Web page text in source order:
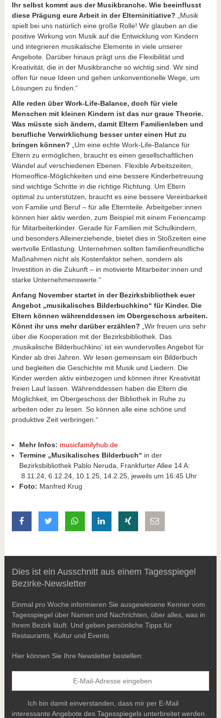
Ihr selbst kommt aus der Musikbranche. Wie beeinflusst
diese Prägung eure Arbeit in der Elterninitiative?
„Musik
spielt bei uns natürlich eine große Rolle! Wir glauben an die
positive Wirkung von Musik auf die Entwicklung von Kindern
und integrieren musikalische Elemente in viele unserer
Angebote. Darüber hinaus prägt uns die Flexibilität und
Kreativität, die in der Musikbranche so wichtig sind. Wir sind
offen für neue Ideen und gehen unkonventionelle Wege, um
Lösungen zu finden.“
Alle reden über Work-Life-Balance, doch für viele
Menschen mit kleinen Kindern ist das nur graue Theorie.
Was müsste sich ändern, damit Eltern Familienleben und
berufliche Verwirklichung besser unter einen Hut zu
bringen können?
„Um eine echte Work-Life-Balance für
Eltern zu ermöglichen, braucht es einen gesellschaftlichen
Wandel auf verschiedenen Ebenen. Flexible Arbeitszeiten,
Homeoffice-Möglichkeiten und eine bessere Kinderbetreuung
sind wichtige Schritte in die richtige Richtung. Um Eltern
optimal zu unterstützen, braucht es eine bessere Vereinbarkeit
von Familie und Beruf – für alle Elternteile. Arbeitgeber:innen
können hier aktiv werden, zum Beispiel mit einem Feriencamp
für Mitarbeiterkinder. Gerade für Familien mit Schulkindern,
und besonders Alleinerziehende, bietet dies in Stoßzeiten eine
wertvolle Entlastung. Unternehmen sollten familienfreundliche
Maßnahmen nicht als Kostenfaktor sehen, sondern als
Investition in die Zukunft – in motivierte Mitarbeiter:innen und
starke Unternehmenswerte.“
Anfang November startet in der Bezirksbibliothek euer
Angebot „musikalisches Bilderbuchkino“ für Kinder. Die
Eltern können währenddessen im Obergeschoss arbeiten.
Könnt ihr uns mehr darüber erzählen?
„Wir freuen uns sehr
über die Kooperation mit der Bezirksbibliothek. Das
‚musikalische Bilderbuchkino‘ ist ein wundervolles Angebot für
Kinder ab drei Jahren. Wir lesen gemeinsam ein Bilderbuch
und begleiten die Geschichte mit Musik und Liedern. Die
Kinder werden aktiv einbezogen und können ihrer Kreativität
freien Lauf lassen. Währenddessen haben die Eltern die
Möglichkeit, im Obergeschoss der Bibliothek in Ruhe zu
arbeiten oder zu lesen. So können alle eine schöne und
produktive Zeit verbringen.“
Mehr Infos: musicfamilyhub.de
Termine „Musikalisches Bilderbuch“ in der
Bezirksbibliothek Pablo Neruda, Frankfurter Allee 14 A:
8.11.24, 6.12.24, 10.1.25, 14.2.25, jeweils um 16:45 Uhr
Foto: Manfred Krug
auf Facebook teilen
auf Twitter teilenmit Whatsapp teilen
auf LinkedIn teilen
auf Xing teilen
Dies ist ein Ausschnitt aus einem Tagesspiegel
Bezirke-Newsletter
Einmal pro Woche informieren Sie ausgewiesene Kenner vom
Tagesspiegel über Namen und Nachrichten, über alles, was in
Ihrem Bezirk läuft. Und geben persönliche Tipps für
Restaurants, Kultur und Events.
Hier können Sie Ihre Newsletter bestellen:
Ich bin damit einverstanden, dass mir per E-Mail
interessante Angebote des Tagesspiegels unterbreitet werden.